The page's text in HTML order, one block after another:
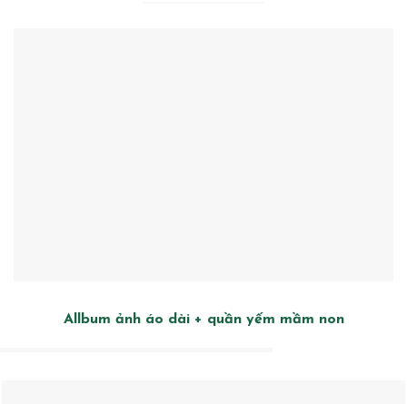
Allbum ảnh áo dài + quần yếm mầm non